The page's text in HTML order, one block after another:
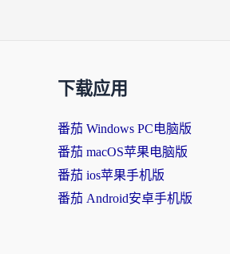
下载应用
番茄 Windows PC电脑版
番茄 macOS苹果电脑版
番茄 ios苹果手机版
番茄 Android安卓手机版